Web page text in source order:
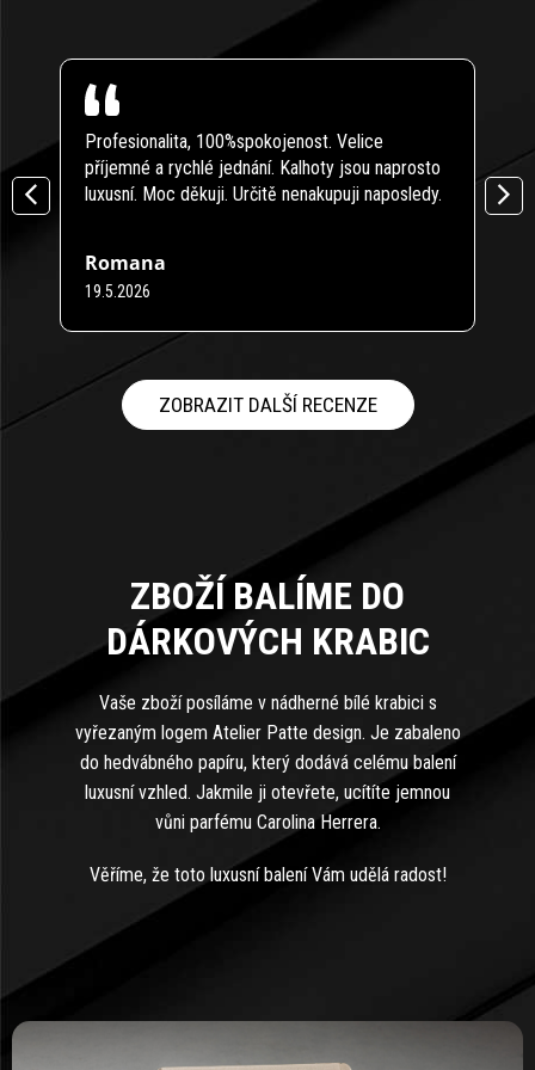
Romana
Hodnocení obchodu je 5 z 5 hvězdiček.
19.5.2026
Profesionalita, 100%spokojenost. Velice
příjemné a rychlé jednání. Kalhoty jsou naprosto
luxusní. Moc děkuji. Určitě nenakupuji naposledy.
ZOBRAZIT DALŠÍ RECENZE
ZBOŽÍ BALÍME DO
DÁRKOVÝCH KRABIC
Vaše zboží posíláme v nádherné bílé krabici s
vyřezaným logem Atelier Patte design. Je zabaleno
do hedvábného papíru, který dodává celému balení
luxusní vzhled. Jakmile ji otevřete, ucítíte jemnou
vůni parfému Carolina Herrera.
Věříme, že toto luxusní balení Vám udělá radost!